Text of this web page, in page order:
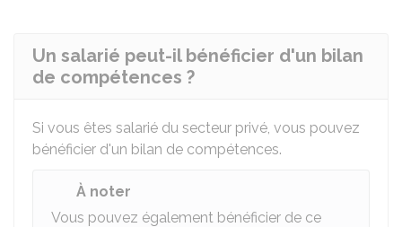
Un salarié peut-il bénéficier d'un bilan
de compétences ?
Si vous êtes salarié du secteur privé, vous pouvez
bénéficier d'un bilan de compétences.
À noter
Vous pouvez également bénéficier de ce